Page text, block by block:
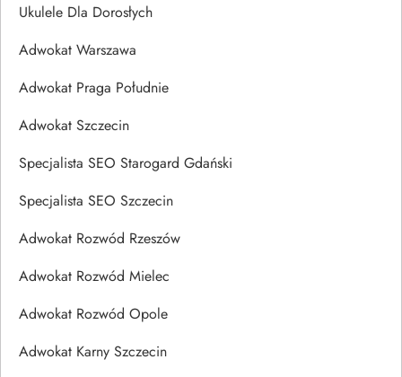
Ukulele Dla Dorosłych
Adwokat Warszawa
Adwokat Praga Południe
Adwokat Szczecin
Specjalista SEO Starogard Gdański
Specjalista SEO Szczecin
Adwokat Rozwód Rzeszów
Adwokat Rozwód Mielec
Adwokat Rozwód Opole
Adwokat Karny Szczecin